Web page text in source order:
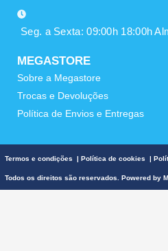
Seg. a Sexta: 09:00h 18:00h
MEGASTORE
Sobre a Megastore
Trocas e Devoluções
Política de Envios e Entregas
Termos e condições | Política de cookies |
Todos os direitos são reservados. Powered by